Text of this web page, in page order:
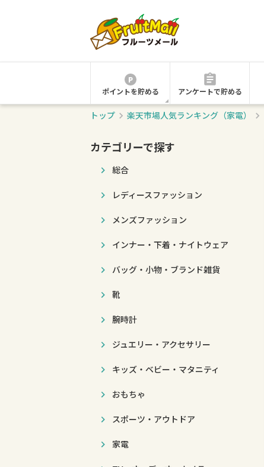
ポイントを貯める アンケートで貯める
トップ 楽天市場人気ランキング（家電）
カテゴリーで探す
総合
レディースファッション
メンズファッション
インナー・下着・ナイトウェア
バッグ・小物・ブランド雑貨
靴
腕時計
ジュエリー・アクセサリー
キッズ・ベビー・マタニティ
おもちゃ
スポーツ・アウトドア
家電